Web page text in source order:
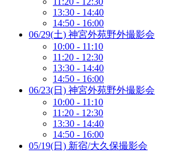
13:30 - 14:40
14:50 - 16:00
06/29(土) 神宮外苑野外撮影会
10:00 - 11:10
11:20 - 12:30
13:30 - 14:40
14:50 - 16:00
06/23(日) 神宮外苑野外撮影会
10:00 - 11:10
11:20 - 12:30
13:30 - 14:40
14:50 - 16:00
05/19(日) 新宿/大久保撮影会